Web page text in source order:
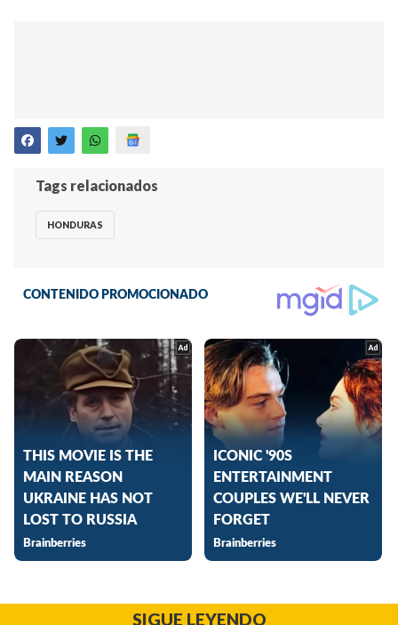
Tags relacionados
HONDURAS
SIGUE LEYENDO